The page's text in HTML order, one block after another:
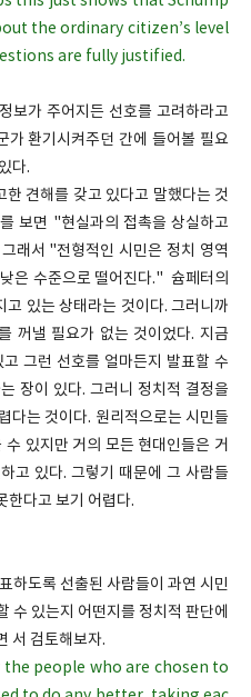
the ordinary citizen’s level
are fully justified.
보가 주어지든 선호를 고려하라고
가 환기시켜주던 간에 들어볼 필요
다.
견해를 갖고 있다고 말했다는 것
보면 "현실과의 접촉을 상실하고
래서 "전형적인 시민은 정치 영역
은 수준으로 떨어진다." 슘페터의
있는 상태라는 것이다. 그러니까
꺼낼 필요가 없는 것이었다. 지금
그런 선호를 얼마든지 발표할 수
장이 있다. 그러니 정치적 결정을
다는 것이다. 원리적으로는 시민들
있지만 거의 모든 현대인들은 거
고 있다. 그렇기 때문에 그 사람들
한다고 보기 어렵다.
하도록 선출된 사람들이 과연 시민
수 있는지 어떤지를 정치적 판단에
서 검토해보자.
people who are chosen to